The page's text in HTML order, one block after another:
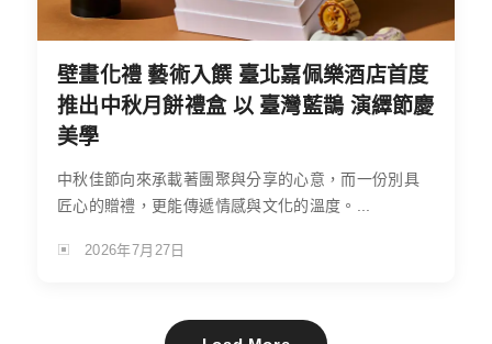
壁畫化禮 藝術入饌 臺北嘉佩樂酒店首度
推出中秋月餅禮盒 以 臺灣藍鵲 演繹節慶
美學
中秋佳節向來承載著團聚與分享的心意，而一份別具
匠心的贈禮，更能傳遞情感與文化的溫度。...
2026年7月27日